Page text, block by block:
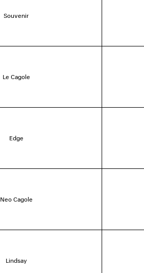
Souvenir
Le Cagole
Edge
Neo Cagole
Lindsay